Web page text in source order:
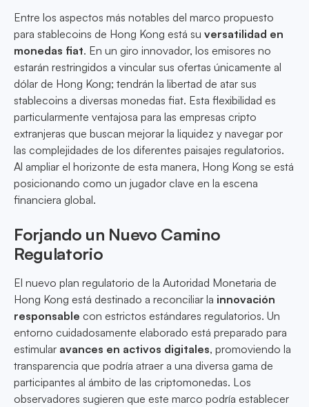
Entre los aspectos más notables del marco propuesto
para stablecoins de Hong Kong está su versatilidad en
monedas fiat. En un giro innovador, los emisores no
estarán restringidos a vincular sus ofertas únicamente al
dólar de Hong Kong; tendrán la libertad de atar sus
stablecoins a diversas monedas fiat. Esta flexibilidad es
particularmente ventajosa para las empresas cripto
extranjeras que buscan mejorar la liquidez y navegar por
las complejidades de los diferentes paisajes regulatorios.
Al ampliar el horizonte de esta manera, Hong Kong se está
posicionando como un jugador clave en la escena
financiera global.
Forjando un Nuevo Camino
Regulatorio
El nuevo plan regulatorio de la Autoridad Monetaria de
Hong Kong está destinado a reconciliar la innovación
responsable con estrictos estándares regulatorios. Un
entorno cuidadosamente elaborado está preparado para
estimular avances en activos digitales, promoviendo la
transparencia que podría atraer a una diversa gama de
participantes al ámbito de las criptomonedas. Los
observadores sugieren que este marco podría establecer